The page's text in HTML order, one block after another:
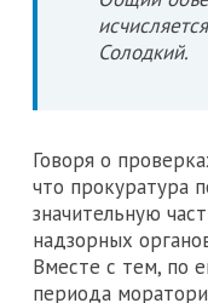
Солодкий.
Говоря о
что прокуратура
значительную
надзорных
Вместе с тем, по
периода